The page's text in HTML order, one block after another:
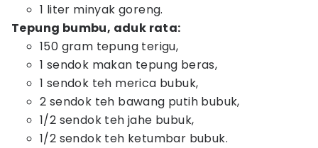
1 liter minyak goreng.
Tepung bumbu, aduk rata:
150 gram tepung terigu,
1 sendok makan tepung beras,
1 sendok teh merica bubuk,
2 sendok teh bawang putih bubuk,
1/2 sendok teh jahe bubuk,
1/2 sendok teh ketumbar bubuk.